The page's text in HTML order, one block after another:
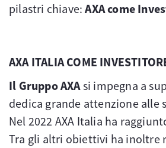
pilastri chiave:AXA come
AXA ITALIA COME
Il Gruppo AXAsi impegna a
dedica grande attenzione alle
Nel 2022 AXA Italia ha
Tra gli altri obiettivi ha